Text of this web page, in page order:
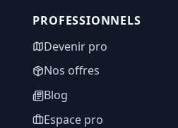
PROFESSIONNELS
Devenir pro
Nos offres
Blog
Espace pro